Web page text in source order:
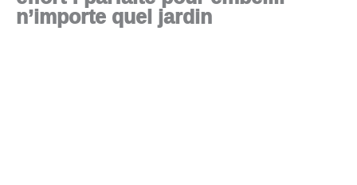
n’importe quel jardin